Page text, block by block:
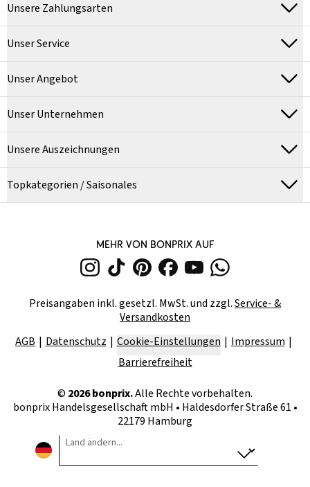
Unsere Zahlungsarten
Unser Service
Unser Angebot
Unser Unternehmen
Unsere Auszeichnungen
Topkategorien / Saisonales
MEHR VON BONPRIX AUF
Preisangaben inkl. gesetzl. MwSt. und zzgl.Service- &
Versandkosten
AGB
Datenschutz Cookie-Einstellungen
Impressum
Barrierefreiheit
© 2026bonprix.Alle Rechte vorbehalten.
bonprix Handelsgesellschaft mbH • Haldesdorfer Straße 61 •
22179 Hamburg
Land ändern...